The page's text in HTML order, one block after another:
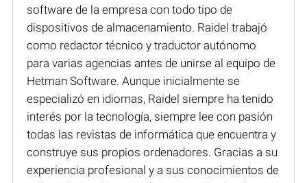
software de la empresa con todo tipo de
dispositivos de almacenamiento. Raidel trabajó
como redactor técnico y traductor autónomo
para varias agencias antes de unirse al equipo de
Hetman Software. Aunque inicialmente se
especializó en idiomas, Raidel siempre ha tenido
interés por la tecnología, siempre lee con pasión
todas las revistas de informática que encuentra y
construye sus propios ordenadores. Gracias a su
experiencia profesional y a sus conocimientos de